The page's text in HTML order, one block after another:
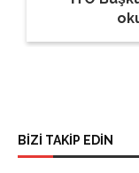
BİZİ TAKİP EDİN